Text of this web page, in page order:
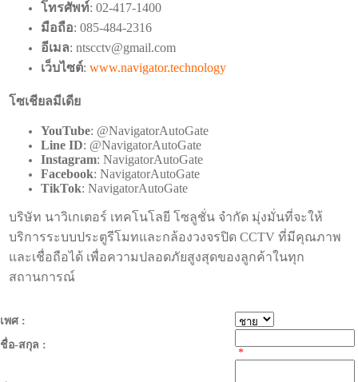
โทรศัพท์: 02-417-1400
มือถือ: 085-484-2316
อีเมล:ntscctv@gmail.com
เว็บไซต์:www.navigator.technology
โซเชียลมีเดีย
YouTube: @NavigatorAutoGate
Line ID: @NavigatorAutoGate
Instagram: NavigatorAutoGate
Facebook: NavigatorAutoGate
TikTok: NavigatorAutoGate
บริษัท นาวิเกเตอร์ เทคโนโลยี โซลูชั่น จำกัด มุ่งมั่นที่จะให้
บริการระบบประตูรีโมทและกล้องวงจรปิด CCTV ที่มีคุณภาพ
และเชื่อถือได้ เพื่อความปลอดภัยสูงสุดของลูกค้าในทุก
สถานการณ์
เพศ :
ชื่อ-สกุล :
*